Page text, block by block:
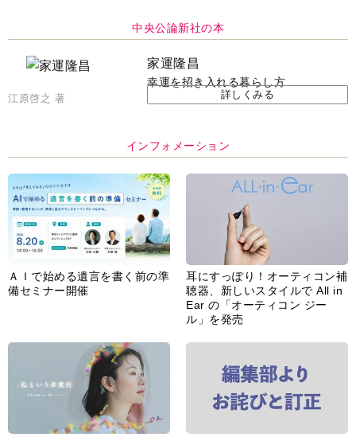
中央公論新社の本
家運隆昌
幸運を招き入れる暮らし方
江原啓之 著 詳しくみる
インフォメーション
ＡＩで始める遺言を書く前の準
備セミナー開催
耳にすっぽり！オーティコン補
聴器、新しいスタイルで All in
Ear の「オーティコン ジー
ル」を発売